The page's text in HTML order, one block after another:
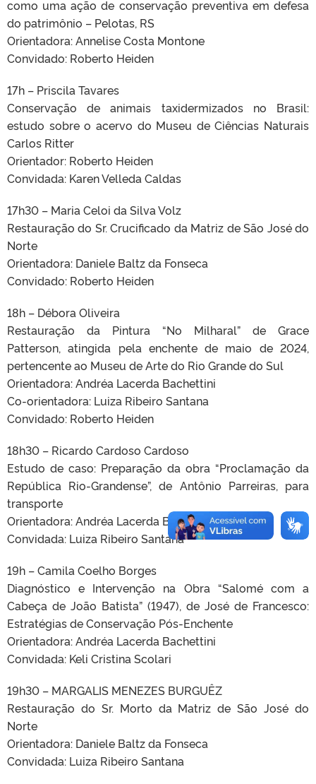
como uma ação de conservação preventiva em defesa
do patrimônio – Pelotas, RS
Orientadora: Annelise Costa Montone
Convidado: Roberto Heiden
17h – Priscila Tavares
Conservação de animais taxidermizados no Brasil:
estudo sobre o acervo do Museu de Ciências Naturais
Carlos Ritter
Orientador: Roberto Heiden
Convidada: Karen Velleda Caldas
17h30 – Maria Celoi da Silva Volz
Restauração do Sr. Crucificado da Matriz de São José do
Norte
Orientadora: Daniele Baltz da Fonseca
Convidado: Roberto Heiden
18h – Débora Oliveira
Restauração da Pintura “No Milharal” de Grace
Patterson, atingida pela enchente de maio de 2024,
pertencente ao Museu de Arte do Rio Grande do Sul
Orientadora: Andréa Lacerda Bachettini
Co-orientadora: Luiza Ribeiro Santana
Convidado: Roberto Heiden
18h30 – Ricardo Cardoso Cardoso
Estudo de caso: Preparação da obra “Proclamação da
República Rio-Grandense”, de Antônio Parreiras, para
transporte
Orientadora: Andréa Lacerda Bachettini
Convidada: Luiza Ribeiro Santana
19h – Camila Coelho Borges
Diagnóstico e Intervenção na Obra “Salomé com a
Cabeça de João Batista” (1947), de José de Francesco:
Estratégias de Conservação Pós-Enchente
Orientadora: Andréa Lacerda Bachettini
Convidada: Keli Cristina Scolari
19h30 – MARGALIS MENEZES BURGUÊZ
Restauração do Sr. Morto da Matriz de São José do
Norte
Orientadora: Daniele Baltz da Fonseca
Convidada: Luiza Ribeiro Santana